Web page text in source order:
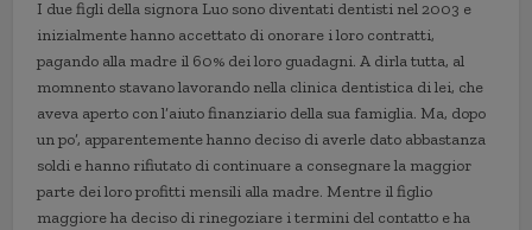
I due figli della signora Luo sono diventati dentisti nel 2003 e
inizialmente hanno accettato di onorare i loro contratti,
pagando alla madre il 60% dei loro guadagni. A dirla tutta, al
momnento stavano lavorando nella clinica dentistica di lei, che
aveva aperto con l’aiuto finanziario della sua famiglia. Ma, dopo
un po’, apparentemente hanno deciso di averle dato abbastanza
soldi e hanno rifiutato di continuare a consegnare la maggior
parte dei loro profitti mensili alla madre. Mentre il figlio
maggiore ha deciso di rinegoziare i termini del contatto e ha